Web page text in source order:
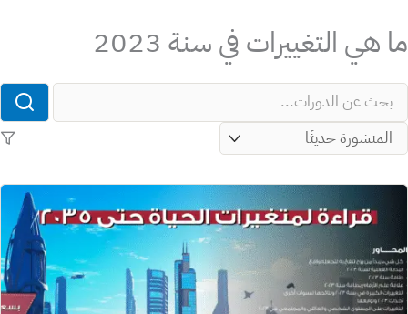
هي التغييرات في سنة 2023